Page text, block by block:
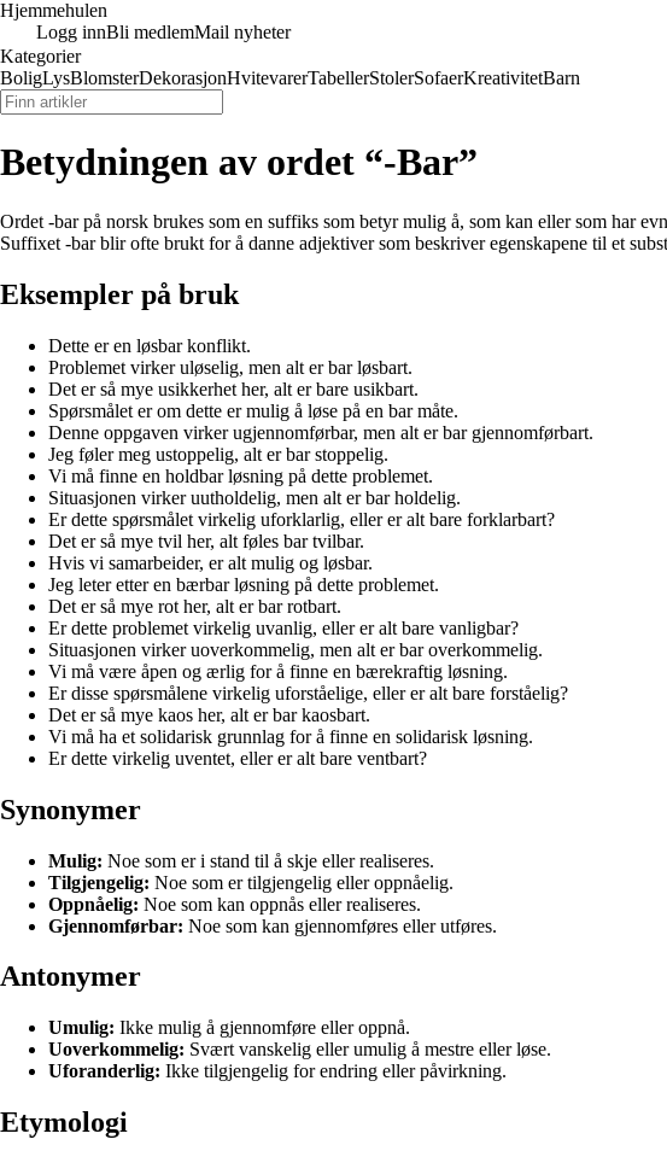
Hjemmehulen
Logg innBli medlemMail nyheter
Kategorier
BoligLysBlomsterDekorasjonHvitevarerTabellerStolerSofaerKreativitetBarn
Betydningen av ordet “-Bar”
Ordet -bar på norsk brukes som en suffiks som betyr mulig å, som kan eller som har
Suffixet -bar blir ofte brukt for å danne adjektiver som beskriver egenskapene til et
Eksempler på bruk
Dette er en løsbar konflikt.
Problemet virker uløselig, men alt er bar løsbart.
Det er så mye usikkerhet her, alt er bare usikbart.
Spørsmålet er om dette er mulig å løse på en bar måte.
Denne oppgaven virker ugjennomførbar, men alt er bar gjennomførbart.
Jeg føler meg ustoppelig, alt er bar stoppelig.
Vi må finne en holdbar løsning på dette problemet.
Situasjonen virker uutholdelig, men alt er bar holdelig.
Er dette spørsmålet virkelig uforklarlig, eller er alt bare forklarbart?
Det er så mye tvil her, alt føles bar tvilbar.
Hvis vi samarbeider, er alt mulig og løsbar.
Jeg leter etter en bærbar løsning på dette problemet.
Det er så mye rot her, alt er bar rotbart.
Er dette problemet virkelig uvanlig, eller er alt bare vanligbar?
Situasjonen virker uoverkommelig, men alt er bar overkommelig.
Vi må være åpen og ærlig for å finne en bærekraftig løsning.
Er disse spørsmålene virkelig uforståelige, eller er alt bare forståelig?
Det er så mye kaos her, alt er bar kaosbart.
Vi må ha et solidarisk grunnlag for å finne en solidarisk løsning.
Er dette virkelig uventet, eller er alt bare ventbart?
Synonymer
Mulig: Noe som er i stand til å skje eller realiseres.
Tilgjengelig: Noe som er tilgjengelig eller oppnåelig.
Oppnåelig: Noe som kan oppnås eller realiseres.
Gjennomførbar: Noe som kan gjennomføres eller utføres.
Antonymer
Umulig: Ikke mulig å gjennomføre eller oppnå.
Uoverkommelig: Svært vanskelig eller umulig å mestre eller løse.
Uforanderlig: Ikke tilgjengelig for endring eller påvirkning.
Etymologi